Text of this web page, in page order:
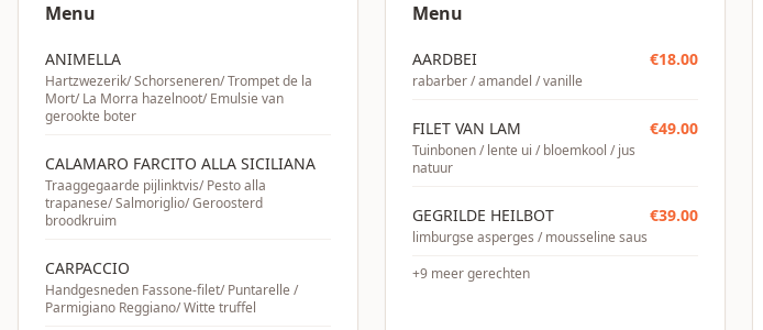
Menu
ANIMELLA
Hartzwezerik/ Schorseneren/ Trompet de la
Mort/ La Morra hazelnoot/ Emulsie van
gerookte boter
CALAMARO FARCITO ALLA SICILIANA
Traaggegaarde pijlinktvis/ Pesto alla
trapanese/ Salmoriglio/ Geroosterd
broodkruim
CARPACCIO
Handgesneden Fassone-filet/ Puntarelle /
Parmigiano Reggiano/ Witte truffel
Menu
AARDBEI
rabarber / amandel / vanille
€18.00
FILET VAN LAM
Tuinbonen / lente ui / bloemkool / jus
natuur
€49.00
GEGRILDE HEILBOT
limburgse asperges / mousseline saus
€39.00
+9 meer gerechten